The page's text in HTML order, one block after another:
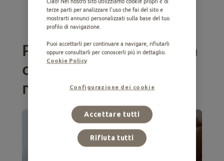
Alimenti consigliati per cani
Prima di fare il bagno a un
cane: consigli da tenere a
mente
terze parti per analizzare l'uso che fai del sito e
mostrarti annunci personalizzati sulla base del tuo
profilo di navigazione.
Puoi accettarli per continuare a navigare, rifiutarli
oppure consultarli per conoscerli più in dettaglio.
Cookie Policy
Configurazione dei cookie
Rifiuta tutti
Accettare tutti